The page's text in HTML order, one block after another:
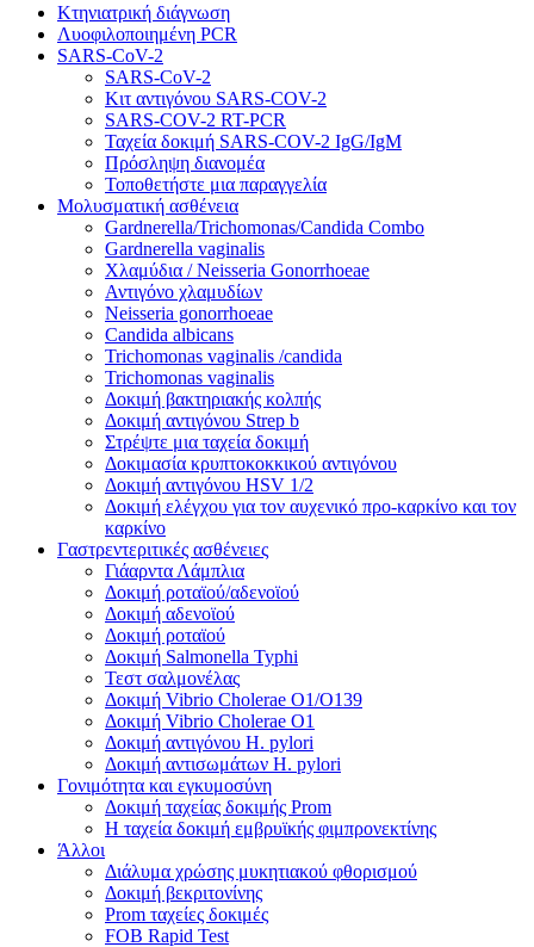
Κτηνιατρική διάγνωση
Λυοφιλοποιημένη PCR
SARS-CoV-2
SARS-CoV-2
Κιτ αντιγόνου SARS-COV-2
SARS-COV-2 RT-PCR
Ταχεία δοκιμή SARS-COV-2 IgG/IgM
Πρόσληψη διανομέα
Τοποθετήστε μια παραγγελία
Μολυσματική ασθένεια
Gardnerella/Trichomonas/Candida Combo
Gardnerella vaginalis
Χλαμύδια / Neisseria Gonorrhoeae
Αντιγόνο χλαμυδίων
Neisseria gonorrhoeae
Candida albicans
Trichomonas vaginalis /candida
Trichomonas vaginalis
Δοκιμή βακτηριακής κολπής
Δοκιμή αντιγόνου Strep b
Στρέψτε μια ταχεία δοκιμή
Δοκιμασία κρυπτοκοκκικού αντιγόνου
Δοκιμή αντιγόνου HSV 1/2
Δοκιμή ελέγχου για τον αυχενικό προ-καρκίνο και τον
καρκίνο
Γαστρεντεριτικές ασθένειες
Γιάαρντα Λάμπλια
Δοκιμή ροταϊού/αδενοϊού
Δοκιμή αδενοϊού
Δοκιμή ροταϊού
Δοκιμή Salmonella Typhi
Τεστ σαλμονέλας
Δοκιμή Vibrio Cholerae O1/O139
Δοκιμή Vibrio Cholerae O1
Δοκιμή αντιγόνου H. pylori
Δοκιμή αντισωμάτων H. pylori
Γονιμότητα και εγκυμοσύνη
Δοκιμή ταχείας δοκιμής Prom
Η ταχεία δοκιμή εμβρυϊκής φιμπρονεκτίνης
Άλλοι
Διάλυμα χρώσης μυκητιακού φθορισμού
Δοκιμή βεκριτονίνης
Prom ταχείες δοκιμές
FOB Rapid Test